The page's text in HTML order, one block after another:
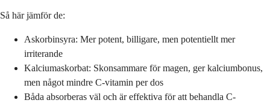
Så här jämför de:
Askorbinsyra: Mer potent, billigare, men potentiellt mer
irriterande
Kalciumaskorbat: Skonsammare för magen, ger kalciumbonus,
men något mindre C-vitamin per dos
Båda absorberas väl och är effektiva för att behandla C-